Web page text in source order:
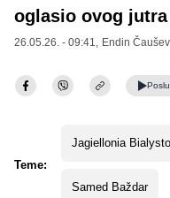
oglasio ovog
26.05.26. - 09:41, Endin
Teme:
Jagiellonia
Samed Baždar